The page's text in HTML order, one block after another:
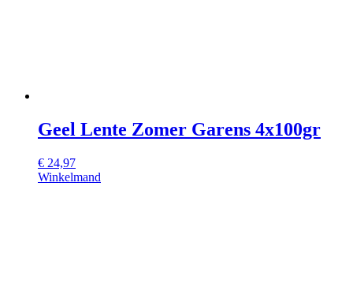
Geel Lente Zomer Garens 4x100gr
€ 24,97
Winkelmand